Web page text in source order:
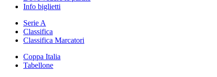
Info biglietti
Serie A
Classifica
Classifica Marcatori
Coppa Italia
Tabellone